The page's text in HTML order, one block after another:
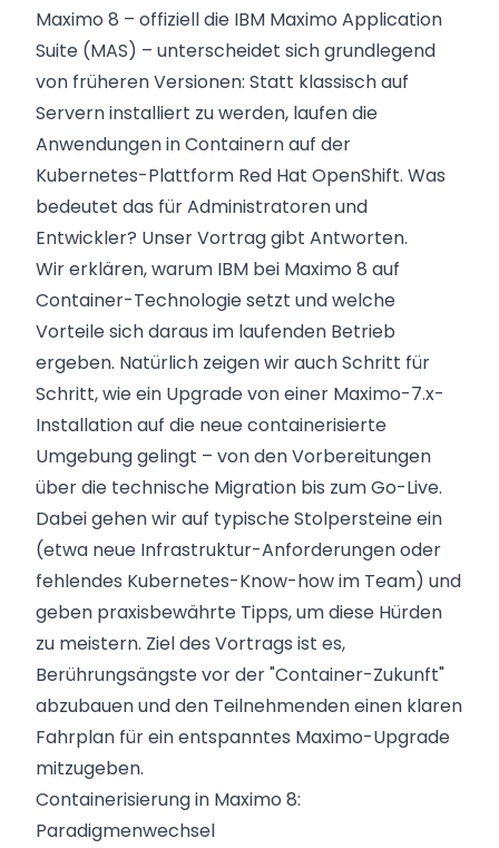
Maximo 8 – offiziell die IBM Maximo Application
Suite (MAS) – unterscheidet sich grundlegend
von früheren Versionen: Statt klassisch auf
Servern installiert zu werden, laufen die
Anwendungen in Containern auf der
Kubernetes-Plattform Red Hat OpenShift. Was
bedeutet das für Administratoren und
Entwickler? Unser Vortrag gibt Antworten.
Wir erklären, warum IBM bei Maximo 8 auf
Container-Technologie setzt und welche
Vorteile sich daraus im laufenden Betrieb
ergeben. Natürlich zeigen wir auch Schritt für
Schritt, wie ein Upgrade von einer Maximo-7.x-
Installation auf die neue containerisierte
Umgebung gelingt – von den Vorbereitungen
über die technische Migration bis zum Go-Live.
Dabei gehen wir auf typische Stolpersteine ein
(etwa neue Infrastruktur-Anforderungen oder
fehlendes Kubernetes-Know-how im Team) und
geben praxisbewährte Tipps, um diese Hürden
zu meistern. Ziel des Vortrags ist es,
Berührungsängste vor der "Container-Zukunft"
abzubauen und den Teilnehmenden einen klaren
Fahrplan für ein entspanntes Maximo-Upgrade
mitzugeben.
Containerisierung in Maximo 8:
Paradigmenwechsel